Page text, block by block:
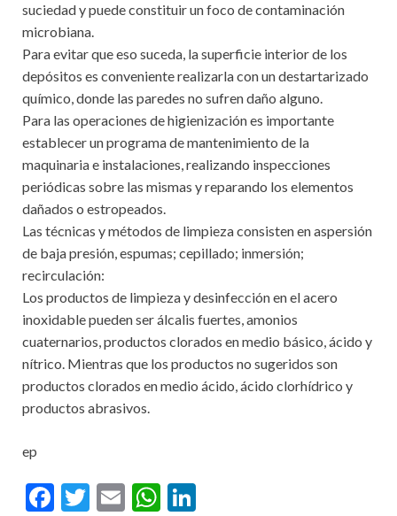
suciedad y puede constituir un foco de contaminación
microbiana.
Para evitar que eso suceda, la superficie interior de los
depósitos es conveniente realizarla con un destartarizado
químico, donde las paredes no sufren daño alguno.
Para las operaciones de higienización es importante
establecer un programa de mantenimiento de la
maquinaria e instalaciones, realizando inspecciones
periódicas sobre las mismas y reparando los elementos
dañados o estropeados.
Las técnicas y métodos de limpieza consisten en aspersión
de baja presión, espumas; cepillado; inmersión;
recirculación:
Los productos de limpieza y desinfección en el acero
inoxidable pueden ser álcalis fuertes, amonios
cuaternarios, productos clorados en medio básico, ácido y
nítrico. Mientras que los productos no sugeridos son
productos clorados en medio ácido, ácido clorhídrico y
productos abrasivos.
ep
F
T
E
W